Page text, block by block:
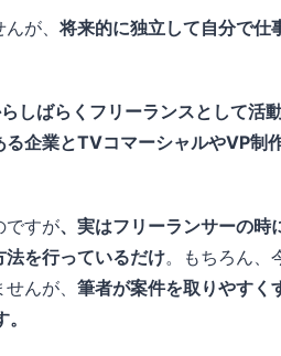
んが、将来的に独立して自分で仕
しばらくフリーランスとして活
企業とTVコマーシャルやVP制
ですが、実はフリーランサーの時
を行っているだけ。もちろん、
んが、 筆者が案件を取りやすく